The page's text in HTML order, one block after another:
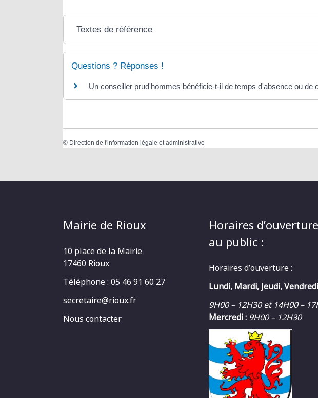
Textes de référence
Questions ? Réponses !
Un conseiller prud'hommes bénéficie-t-il de temps d'absence ou de
© Direction de l'information légale et administrative
Mairie de Rioux
10 place de la Mairie
17460 Rioux
Téléphone : 05 46 91 60 27
secretaire@rioux.fr
Nous contacter
Horaires d’ouverture
au public :
Horaires d’ouverture :
Lundi, Mardi, Jeudi,
9H00 – 12H30 et 14H00 –
Mercredi : 9H00 – 12H30